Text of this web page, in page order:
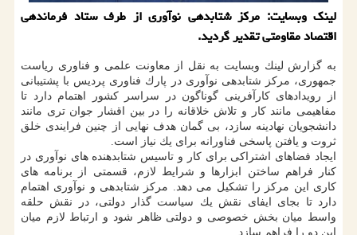
لینك وبسایت: مركز شتابدهی نوآوری از طرف ستاد فرماندهی
اقتصاد مقاومتی تقدیر گردید.
به گزارش لینك وبسایت به نقل از معاونت علمی و فناوری ریاست
جمهوری، مركز شتابدهی نوآوری در پارك فناوری پردیس با پشتیبانی
از رویدادهای كارآفرینی گوناگون در سراسر كشور اهتمام دارد تا
مفاهیمی مانند كار و تلاش خلاقانه را در بین اقشار جوان تری مانند
دانشجویان نهادینه سازد، بی گمان هدف نهایی از چنین فرایندی خلق
ثروت و یافتن پاسخی فناورانه برای یك نیاز است.
ایجاد فضاهای اشتراكی برای كار و تاسیس شتابدهنده های نوآوری در
كنار فراهم ساختن ابزارها و شرایط لازم، قسمتی از برنامه های
كاری این مركز را تشكیل می دهد. مركز شتابدهی و نوآوری اهتمام
دارد تا بجای ایفای نقش یك سیاست گذار دولتی، در نقش حلقه
واسط میان بخش خصوصی و دولتی ظاهر شود و ارتباط لازم میان
این دو را فراهم سازد.